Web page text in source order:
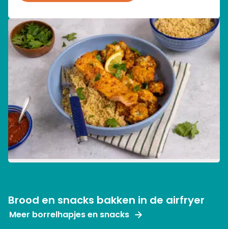
Brood en snacks bakken in de airfryer
Meer borrelhapjes en snacks